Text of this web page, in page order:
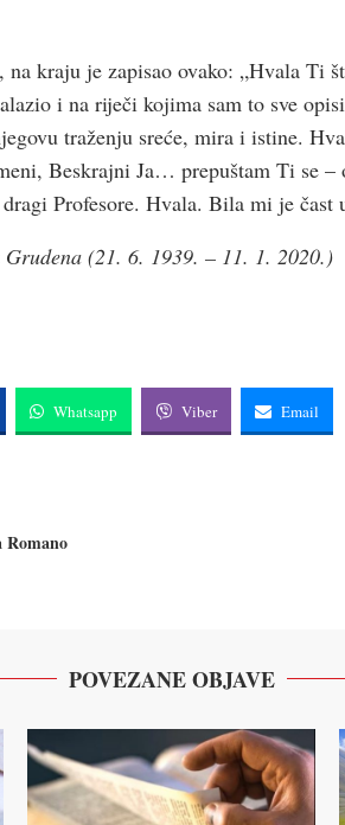
kraju je zapisao ovako: „Hvala Ti
i na riječi kojima sam to sve
traženju sreće, mira i istine.
Beskrajni Ja… prepuštam Ti se
Profesore. Hvala. Bila mi je čast
(21. 6. 1939. – 11. 1. 2020.)
Whatsapp Viber Email
Romano
POVEZANE OBJAVE